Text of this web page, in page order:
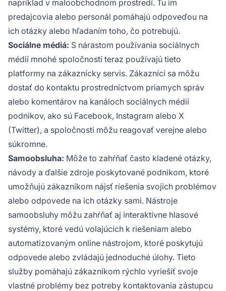
napríklad v maloobchodnom prostredí. Tu im
predajcovia alebo personál pomáhajú odpoveďou na
ich otázky alebo hľadaním toho, čo potrebujú.
Sociálne médiá: S nárastom používania sociálnych
médií mnohé spoločnosti teraz používajú tieto
platformy na zákaznícky servis. Zákazníci sa môžu
dostať do kontaktu prostredníctvom priamych správ
alebo komentárov na kanáloch sociálnych médií
podnikov, ako sú Facebook, Instagram alebo X
(Twitter), a spoločnosti môžu reagovať verejne alebo
súkromne.
Samoobsluha: Môže to zahŕňať často kladené otázky,
návody a ďalšie zdroje poskytované podnikom, ktoré
umožňujú zákazníkom nájsť riešenia svojich problémov
alebo odpovede na ich otázky sami. Nástroje
samoobsluhy môžu zahŕňať aj interaktívne hlasové
systémy, ktoré vedú volajúcich k riešeniam alebo
automatizovaným online nástrojom, ktoré poskytujú
odpovede alebo zvládajú jednoduché úlohy. Tieto
služby pomáhajú zákazníkom rýchlo vyriešiť svoje
vlastné problémy bez potreby kontaktovania zástupcu